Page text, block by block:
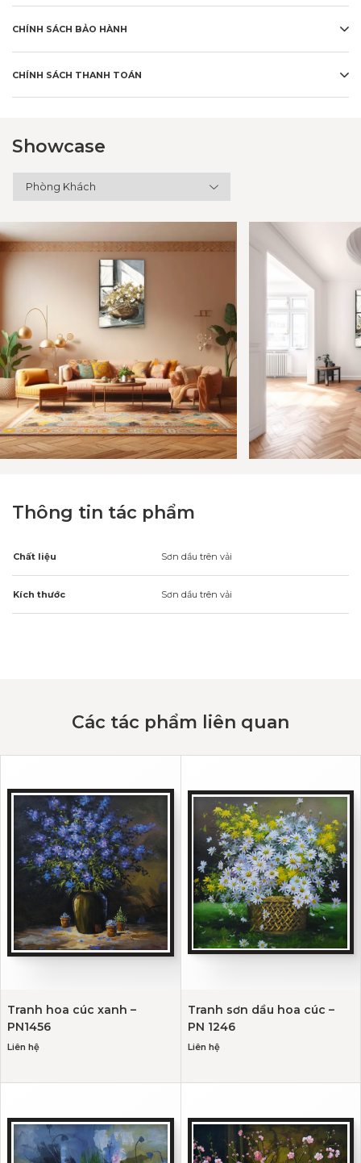
CHÍNH SÁCH BẢO HÀNH
CHÍNH SÁCH THANH TOÁN
Showcase
Thông tin tác phẩm
Chất liệu Sơn dầu trên vải
Kích thước Sơn dầu trên vải
Các tác phẩm liên quan
Tranh hoa cúc xanh –
PN1456
Liên hệ
Tranh sơn dầu hoa cúc –
PN 1246
Liên hệ